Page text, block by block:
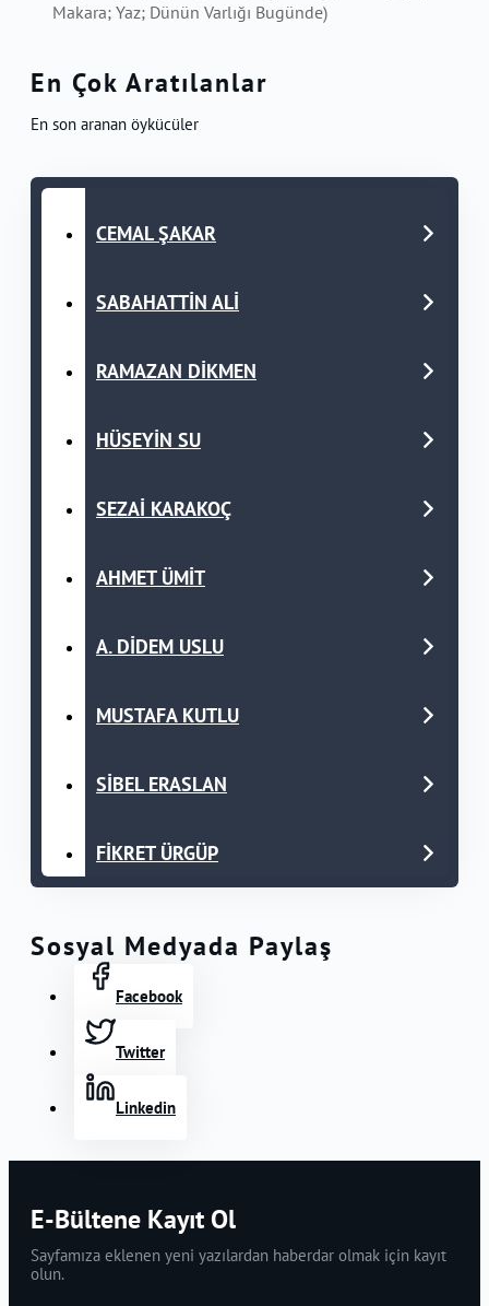
Makara; Yaz; Dünün Varlığı Bugünde)
En Çok Aratılanlar
En son aranan öykücüler
CEMAL ŞAKAR
SABAHATTİN ALİ
RAMAZAN DİKMEN
HÜSEYİN SU
SEZAİ KARAKOÇ
AHMET ÜMİT
A. DİDEM USLU
MUSTAFA KUTLU
SİBEL ERASLAN
FİKRET ÜRGÜP
Sosyal Medyada Paylaş
Facebook
Twitter
Linkedin
E-Bültene Kayıt Ol
Sayfamıza eklenen yeni yazılardan haberdar olmak için kayıt
olun.